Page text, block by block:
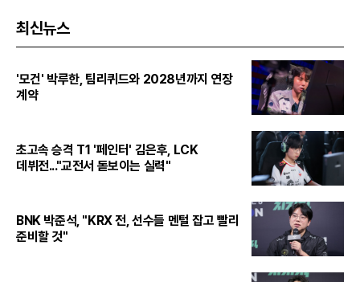
최신뉴스
'모건' 박루한, 팀리퀴드와 2028년까지 연장
계약
초고속 승격 T1 '페인터' 김은후, LCK
데뷔전..."교전서 돋보이는 실력"
BNK 박준석, "KRX 전, 선수들 멘털 잡고 빨리
준비할 것"